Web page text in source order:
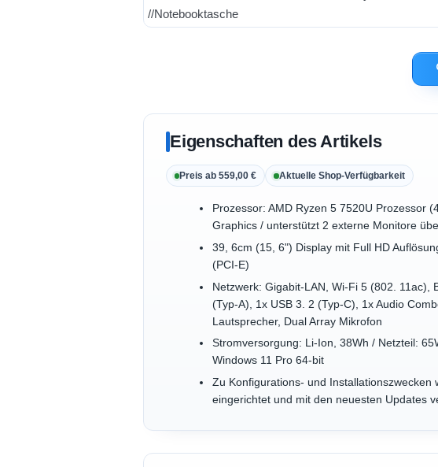
Eigenschaften des Artikels
Preis ab 559,00 € Aktuelle Shop-Verfügbarkeit
Prozessor: AMD Ryzen 5 7520U Prozessor
Graphics / unterstützt 2 externe Monitore
39, 6cm (15, 6") Display mit Full HD
(PCI-E)
Netzwerk: Gigabit-LAN, Wi-Fi 5 (802. 11ac),
(Typ-A), 1x USB 3. 2 (Typ-C), 1x Audio
Lautsprecher, Dual Array Mikrofon
Stromversorgung: Li-Ion, 38Wh / Netzteil:
Windows 11 Pro 64-bit
Zu Konfigurations- und
eingerichtet und mit den neuesten Updates